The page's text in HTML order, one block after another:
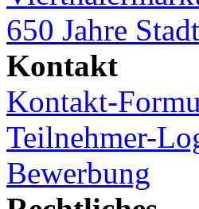
650 Jahre
Kontakt
Kontakt-
Teilnehmer-
Bewerbung